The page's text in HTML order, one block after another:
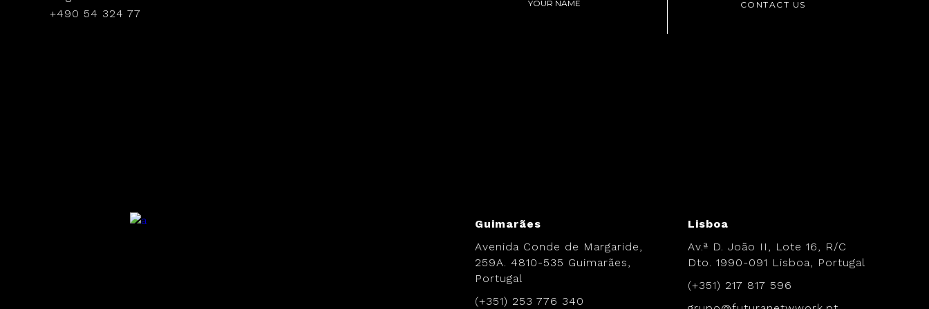
+490 54 324 77
Guimarães
Avenida Conde de Margaride,
259A. 4810-535 Guimarães,
Portugal
(+351) 253 776 340
Lisboa
Av.ª D. João II, Lote 16, R/C
Dto. 1990-091 Lisboa, Portugal
(+351) 217 817 596